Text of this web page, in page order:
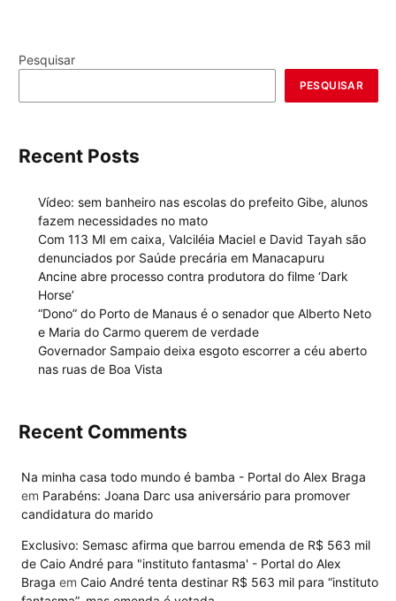
Pesquisar
PESQUISAR
Recent Posts
Vídeo: sem banheiro nas escolas do prefeito Gibe, alunos
fazem necessidades no mato
Com 113 MI em caixa, Valciléia Maciel e David Tayah são
denunciados por Saúde precária em Manacapuru
Ancine abre processo contra produtora do filme ‘Dark
Horse’
“Dono” do Porto de Manaus é o senador que Alberto Neto
e Maria do Carmo querem de verdade
Governador Sampaio deixa esgoto escorrer a céu aberto
nas ruas de Boa Vista
Recent Comments
Na minha casa todo mundo é bamba - Portal do Alex Braga
em Parabéns: Joana Darc usa aniversário para promover
candidatura do marido
Exclusivo: Semasc afirma que barrou emenda de R$ 563 mil
de Caio André para "instituto fantasma' - Portal do Alex
Braga em Caio André tenta destinar R$ 563 mil para “instituto